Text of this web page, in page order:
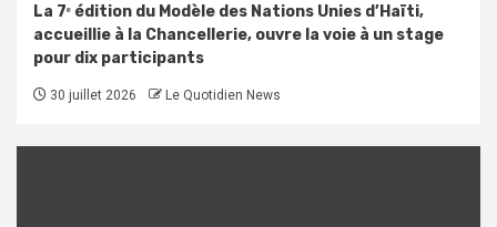
La 7ᵉ édition du Modèle des Nations Unies d’Haïti,
accueillie à la Chancellerie, ouvre la voie à un stage
pour dix participants
30 juillet 2026 Le Quotidien News